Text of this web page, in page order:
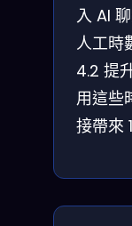
入 AI
人工時
4.2 提
用這些
接帶來